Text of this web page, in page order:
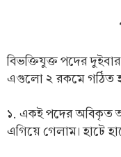
বিভক্তিযুক্ত পদের
এগুলো ২ রকমে গঠিত
১. একই পদের অবিকৃত
এগিয়ে গেলাম। হাটে